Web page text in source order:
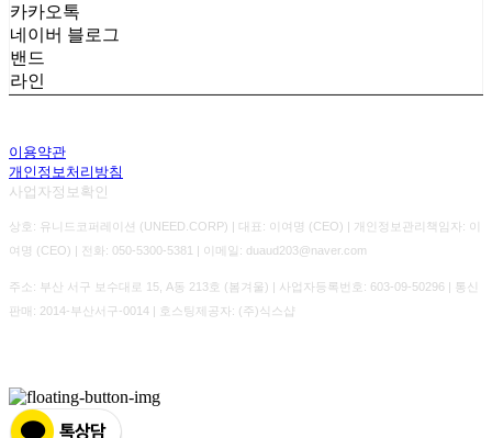
카카오톡
네이버 블로그
밴드
라인
이용약관
개인정보처리방침
사업자정보확인
상호: 유니드코퍼레이션 (UNEED.CORP) | 대표: 이여명 (CEO) | 개인정보관리책임자: 이
여명 (CEO) | 전화: 050-5300-5381 | 이메일: duaud203@naver.com
주소: 부산 서구 보수대로 15, A동 213호 (봄겨울) | 사업자등록번호: 603-09-50296 | 통신
판매: 2014-부산서구-0014 | 호스팅제공자: (주)식스샵